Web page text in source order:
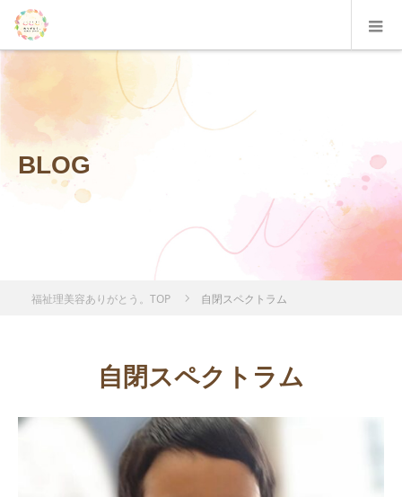
BLOG
福祉理美容ありがとう。TOP 自閉スペクトラム
自閉スペクトラム